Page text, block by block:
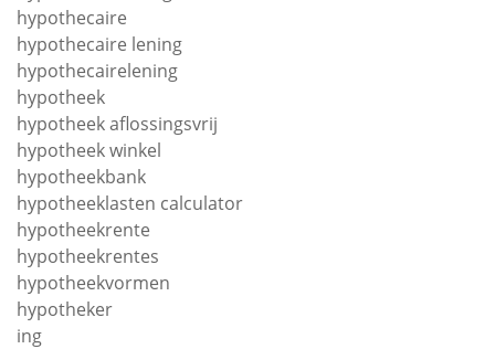
hypothecaire
hypothecaire lening
hypothecairelening
hypotheek
hypotheek aflossingsvrij
hypotheek winkel
hypotheekbank
hypotheeklasten calculator
hypotheekrente
hypotheekrentes
hypotheekvormen
hypotheker
ing